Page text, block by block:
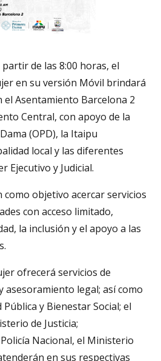
de las 8:00 horas, el
en su versión Móvil brindará
Asentamiento Barcelona 2
Central, con apoyo de la
(OPD), la Itaipu
local y las diferentes
Ejecutivo y Judicial.
como objetivo acercar servicios
con acceso limitado,
la inclusión y el apoyo a las
ofrecerá servicios de
asesoramiento legal; así como
y Bienestar Social; el
de Justicia;
Nacional, el Ministerio
en sus respectivas